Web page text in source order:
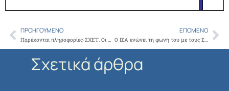
Prev
ΠΡΟΗΓΟΎΜΕΝΟ
Παρέχονται πληροφορίες-ΣΧΕΤ. Οι διατάξεις του ν. 4600/2019 ( ΦΕΚ 43 Α) αρμοδιότητας της Δ/νσης Ιατρών, λοιπών Επιστημόνων και Επαγγελματιών Υγείας
ΕΠΌΜΕΝΟ
Ο ΙΣΑ ενώνει τη φωνή του με τους Συλλόγους Ασθενών, διεκδικώντας την επίλυση των σοβαρών προβλημάτων, του Εθνικού Συστήματος Υγείας
Σχετικά άρθρα